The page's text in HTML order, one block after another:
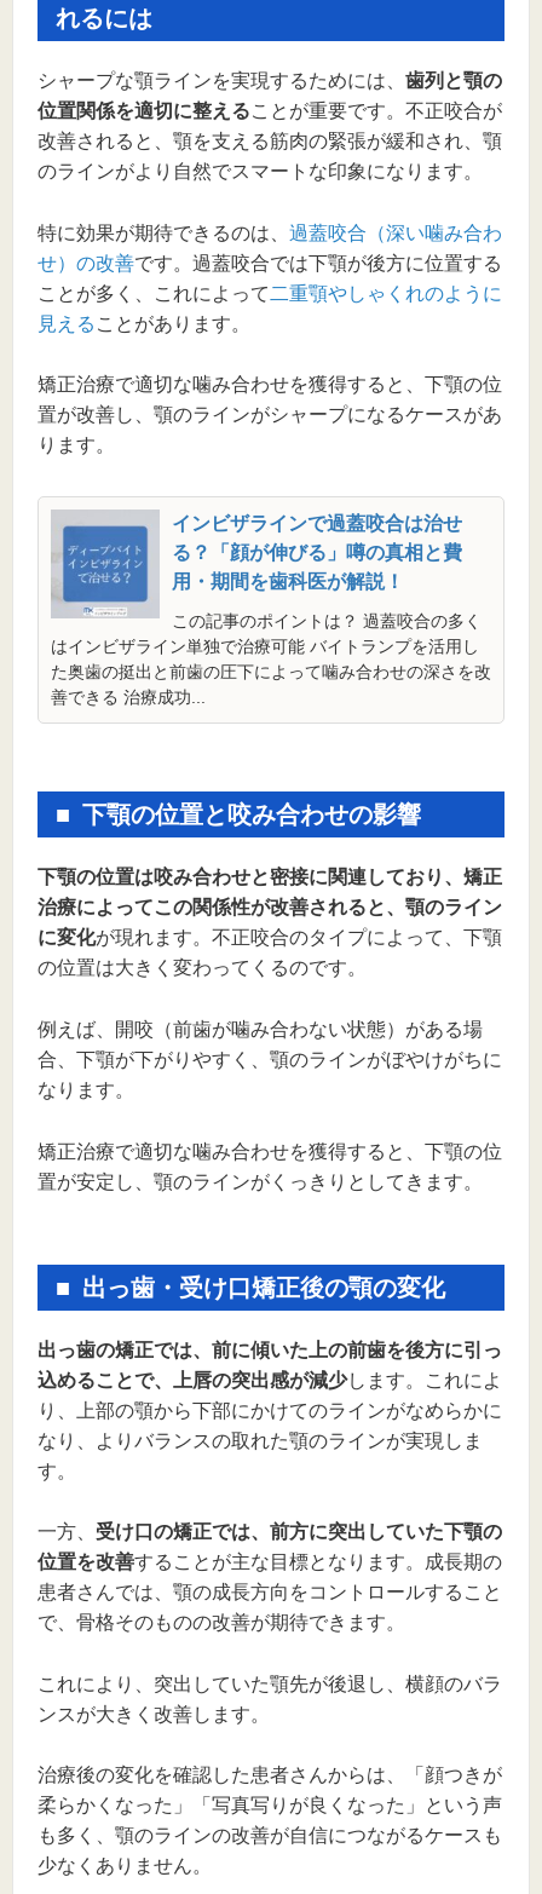
れるには
シャープな顎ラインを実現するためには、 歯列と顎の
位置関係を適切に整えることが重要です。不正咬合が
改善されると、顎を支える筋肉の緊張が緩和され、顎
のラインがより自然でスマートな印象になります。
特に効果が期待できるのは、 過蓋咬合（深い噛み合わ
せ）の改善です。過蓋咬合では下顎が後方に位置する
ことが多く、これによって 二重顎やしゃくれのように
見える ことがあります。
矯正治療で適切な噛み合わせを獲得すると、下顎の位
置が改善し、顎のラインがシャープになるケースがあ
ります。
インビザラインで過蓋咬合は治せ
る？「顔が伸びる」噂の真相と費
用・期間を歯科医が解説！
この記事のポイントは？ 過蓋咬合の多く
はインビザライン単独で治療可能 バイトランプを活用し
た奥歯の挺出と前歯の圧下によって噛み合わせの深さを改
善できる 治療成功...
下顎の位置と咬み合わせの影響
下顎の位置は咬み合わせと密接に関連しており、矯正
治療によってこの関係性が改善されると、顎のライン
に変化が現れます。不正咬合のタイプによって、下顎
の位置は大きく変わってくるのです。
例えば、開咬（前歯が噛み合わない状態）がある場
合、下顎が下がりやすく、顎のラインがぼやけがちに
なります。
矯正治療で適切な噛み合わせを獲得すると、下顎の位
置が安定し、顎のラインがくっきりとしてきます。
出っ歯・受け口矯正後の顎の変化
出っ歯の矯正では、前に傾いた上の前歯を後方に引っ
込めることで、上唇の突出感が減少します。これによ
り、上部の顎から下部にかけてのラインがなめらかに
なり、よりバランスの取れた顎のラインが実現しま
す。
一方、 受け口の矯正では、前方に突出していた下顎の
位置を改善することが主な目標となります。成長期の
患者さんでは、顎の成長方向をコントロールすること
で、骨格そのものの改善が期待できます。
これにより、突出していた顎先が後退し、横顔のバラ
ンスが大きく改善します。
治療後の変化を確認した患者さんからは、「顔つきが
柔らかくなった」「写真写りが良くなった」という声
も多く、顎のラインの改善が自信につながるケースも
少なくありません。